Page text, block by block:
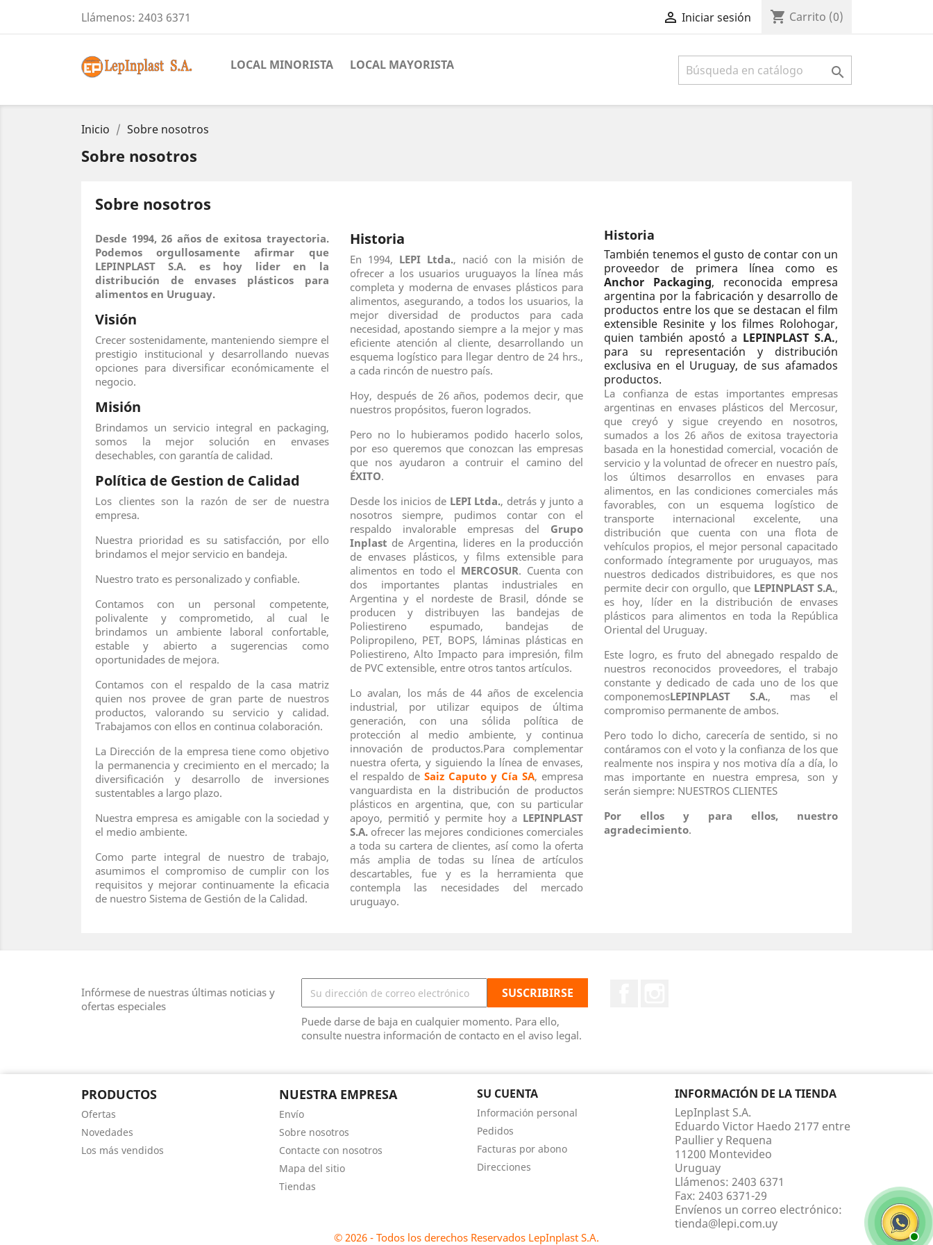
Llámenos: 2403 6371  Iniciar sesión shopping_cart Carrito (0)
LOCAL MINORISTA LOCAL MAYORISTA 
Inicio Sobre nosotros
Sobre nosotros
Sobre nosotros
Desde 1994, 26 años de exitosa trayectoria.
Podemos orgullosamente afirmar que
LEPINPLAST S.A. es hoy lider en la
distribución de envases plásticos para
alimentos en Uruguay.
Visión
Crecer sostenidamente, manteniendo siempre el
prestigio institucional y desarrollando nuevas
opciones para diversificar económicamente el
negocio.
Misión
Brindamos un servicio integral en packaging,
somos la mejor solución en envases
desechables, con garantía de calidad.
Política de Gestion de Calidad
Los clientes son la razón de ser de nuestra
empresa.
Nuestra prioridad es su satisfacción, por ello
brindamos el mejor servicio en bandeja.
Nuestro trato es personalizado y confiable.
Contamos con un personal competente,
polivalente y comprometido, al cual le
brindamos un ambiente laboral confortable,
estable y abierto a sugerencias como
oportunidades de mejora.
Contamos con el respaldo de la casa matriz
quien nos provee de gran parte de nuestros
productos, valorando su servicio y calidad.
Trabajamos con ellos en continua colaboración.
La Dirección de la empresa tiene como objetivo
la permanencia y crecimiento en el mercado; la
diversificación y desarrollo de inversiones
sustentables a largo plazo.
Nuestra empresa es amigable con la sociedad y
el medio ambiente.
Como parte integral de nuestro de trabajo,
asumimos el compromiso de cumplir con los
requisitos y mejorar continuamente la eficacia
de nuestro Sistema de Gestión de la Calidad.
Historia
En 1994, LEPI Ltda., nació con la misión de
ofrecer a los usuarios uruguayos la línea más
completa y moderna de envases plásticos para
alimentos, asegurando, a todos los usuarios, la
mejor diversidad de productos para cada
necesidad, apostando siempre a la mejor y mas
eficiente atención al cliente, desarrollando un
esquema logístico para llegar dentro de 24 hrs.,
a cada rincón de nuestro país.
Hoy, después de 26 años, podemos decir, que
nuestros propósitos, fueron logrados.
Pero no lo hubieramos podido hacerlo solos,
por eso queremos que conozcan las empresas
que nos ayudaron a contruir el camino del
ÉXITO.
Desde los inicios de LEPI Ltda., detrás y junto a
nosotros siempre, pudimos contar con el
respaldo invalorable empresas del Grupo
Inplast de Argentina, lideres en la producción
de envases plásticos, y films extensible para
alimentos en todo el MERCOSUR. Cuenta con
dos importantes plantas industriales en
Argentina y el nordeste de Brasil, dónde se
producen y distribuyen las bandejas de
Poliestireno espumado, bandejas de
Polipropileno, PET, BOPS, láminas plásticas en
Poliestireno, Alto Impacto para impresión, film
de PVC extensible, entre otros tantos artículos.
Lo avalan, los más de 44 años de excelencia
industrial, por utilizar equipos de última
generación, con una sólida política de
protección al medio ambiente, y continua
innovación de productos.Para complementar
nuestra oferta, y siguiendo la línea de envases,
el respaldo de Saiz Caputo y Cía SA, empresa
vanguardista en la distribución de productos
plásticos en argentina, que, con su particular
apoyo, permitió y permite hoy a LEPINPLAST
S.A.ofrecer las mejores condiciones comerciales
a toda su cartera de clientes, así como la oferta
más amplia de todas su línea de artículos
descartables, fue y es la herramienta que
contempla las necesidades del mercado
uruguayo.
Historia
También tenemos el gusto de contar con un
proveedor de primera línea como es
Anchor Packaging, reconocida empresa
argentina por la fabricación y desarrollo de
productos entre los que se destacan el film
extensible Resinite y los filmes Rolohogar,
quien también apostó a LEPINPLAST S.A.,
para su representación y distribución
exclusiva en el Uruguay, de sus afamados
productos.
La confianza de estas importantes empresas
argentinas en envases plásticos del Mercosur,
que creyó y sigue creyendo en nosotros,
sumados a los 26 años de exitosa trayectoria
basada en la honestidad comercial, vocación de
servicio y la voluntad de ofrecer en nuestro país,
los últimos desarrollos en envases para
alimentos, en las condiciones comerciales más
favorables, con un esquema logístico de
transporte internacional excelente, una
distribución que cuenta con una flota de
vehículos propios, el mejor personal capacitado
conformado íntegramente por uruguayos, mas
nuestros dedicados distribuidores, es que nos
permite decir con orgullo, que LEPINPLAST S.A.,
es hoy, líder en la distribución de envases
plásticos para alimentos en toda la República
Oriental del Uruguay.
Este logro, es fruto del abnegado respaldo de
nuestros reconocidos proveedores, el trabajo
constante y dedicado de cada uno de los que
componemosLEPINPLAST S.A., mas el
compromiso permanente de ambos.
Pero todo lo dicho, carecería de sentido, si no
contáramos con el voto y la confianza de los que
realmente nos inspira y nos motiva día a día, lo
mas importante en nuestra empresa, son y
serán siempre: NUESTROS CLIENTES
Por ellos y para ellos, nuestro
agradecimiento.
Infórmese de nuestras últimas noticias y
ofertas especiales
Puede darse de baja en cualquier momento. Para ello,
consulte nuestra información de contacto en el aviso legal.
PRODUCTOS
Ofertas
Novedades
Los más vendidos
NUESTRA EMPRESA
Envío
Sobre nosotros
Contacte con nosotros
Mapa del sitio
Tiendas
SU CUENTA
Información personal
Pedidos
Facturas por abono
Direcciones
INFORMACIÓN DE LA TIENDA
LepInplast S.A.
Eduardo Victor Haedo 2177 entre
Paullier y Requena
11200 Montevideo
Uruguay
Llámenos: 2403 6371
Fax: 2403 6371-29
Envíenos un correo electrónico:
tienda@lepi.com.uy
© 2026 - Todos los derechos Reservados LepInplast S.A.